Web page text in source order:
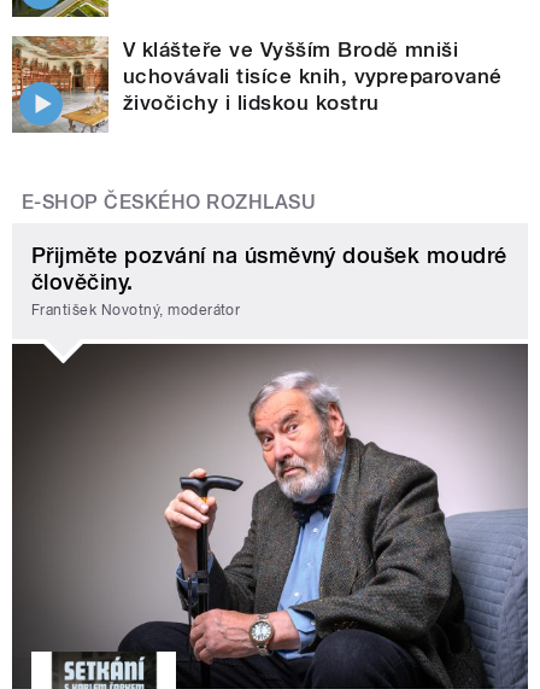
V klášteře ve Vyšším Brodě mniši
uchovávali tisíce knih, vypreparované
živočichy i lidskou kostru
E-SHOP ČESKÉHO ROZHLASU
Přijměte pozvání na úsměvný doušek moudré
člověčiny.
František Novotný, moderátor